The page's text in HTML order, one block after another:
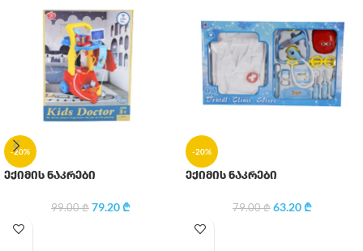
-20%
ექიმის ნაკრები
99.00₾ 79.20₾
-20%
ექიმის ნაკრები
79.00₾ 63.20₾